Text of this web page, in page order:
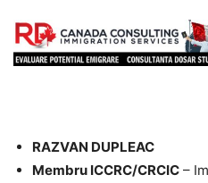
RAZVAN DUPLEAC
Membru ICCRC/CRCIC –